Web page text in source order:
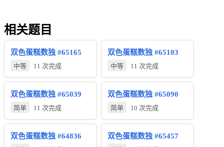
相关题目
双色蛋糕数独 #65165
中等 11 次完成
双色蛋糕数独 #65103
中等 11 次完成
双色蛋糕数独 #65039
简单 11 次完成
双色蛋糕数独 #65090
简单 10 次完成
双色蛋糕数独 #64836 双色蛋糕数独 #65457